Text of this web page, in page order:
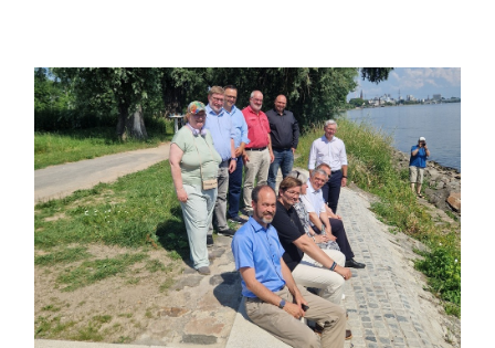
Polizeimeldungen
Themen und Termine
Gewinnspiele